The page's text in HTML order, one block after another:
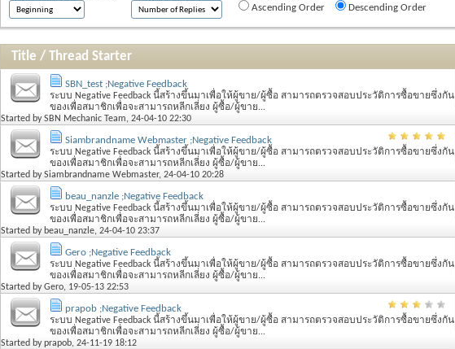
Ascending Order
Descending Order
Title / Thread Starter
SBN_test ;Negative Feedback
ระบบ Negative Feedback นี้สร้างขึ้นมาเพื่อให้ผู้ขาย/ผู้ซื้อ สามารถตรวจสอบประวัติการซื้อขายซึ่งกัน
ของเพื่อสมาชิกเพื่อจะสามารถหลีกเลี่ยง ผู้ซื้อ/ผู้ขาย...
Started bySBN Mechanic Team, 24-04-10 22:30
Siambrandname Webmaster ;Negative Feedback
ระบบ Negative Feedback นี้สร้างขึ้นมาเพื่อให้ผู้ขาย/ผู้ซื้อ สามารถตรวจสอบประวัติการซื้อขายซึ่งกัน
ของเพื่อสมาชิกเพื่อจะสามารถหลีกเลี่ยง ผู้ซื้อ/ผู้ขาย...
Started bySiambrandname Webmaster, 24-04-10 20:28
beau_nanzle ;Negative Feedback
ระบบ Negative Feedback นี้สร้างขึ้นมาเพื่อให้ผู้ขาย/ผู้ซื้อ สามารถตรวจสอบประวัติการซื้อขายซึ่งกัน
ของเพื่อสมาชิกเพื่อจะสามารถหลีกเลี่ยง ผู้ซื้อ/ผู้ขาย...
Started by beau_nanzle, 24-04-10 23:37
Gero ;Negative Feedback
ระบบ Negative Feedback นี้สร้างขึ้นมาเพื่อให้ผู้ขาย/ผู้ซื้อ สามารถตรวจสอบประวัติการซื้อขายซึ่งกัน
ของเพื่อสมาชิกเพื่อจะสามารถหลีกเลี่ยง ผู้ซื้อ/ผู้ขาย...
Started byGero, 19-05-13 22:53
prapob ;Negative Feedback
ระบบ Negative Feedback นี้สร้างขึ้นมาเพื่อให้ผู้ขาย/ผู้ซื้อ สามารถตรวจสอบประวัติการซื้อขายซึ่งกัน
ของเพื่อสมาชิกเพื่อจะสามารถหลีกเลี่ยง ผู้ซื้อ/ผู้ขาย...
Started byprapob, 24-11-19 18:12